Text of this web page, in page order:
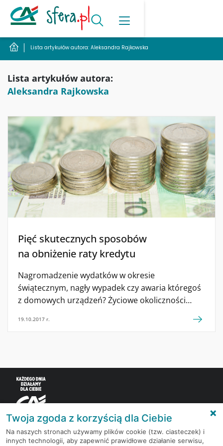
Lista artykułów autora: Aleksandra Rajkowska
Lista artykułów autora:
Aleksandra Rajkowska
Pięć skutecznych sposobów
na obniżenie raty kredytu
Nagromadzenie wydatków w okresie
świątecznym, nagły wypadek czy awaria któregoś
z domowych urządzeń? Życiowe okoliczności
chwilowe problemy ze spłatą zadłużenia. Jak sobie
stopy procentowe, to wypadałoby prewencyjnie
pomyśleć o tym, w jaki sposób odciążyć domowy
budżet, kiedy zauważamy, że miesięczne spłaty
[…]
19.10.2017 r.
Twoja zgoda z korzyścią dla Ciebie
Na naszych stronach używamy plików cookie (tzw. ciasteczek) i
innych technologii, aby zapewnić prawidłowe działanie serwisu,